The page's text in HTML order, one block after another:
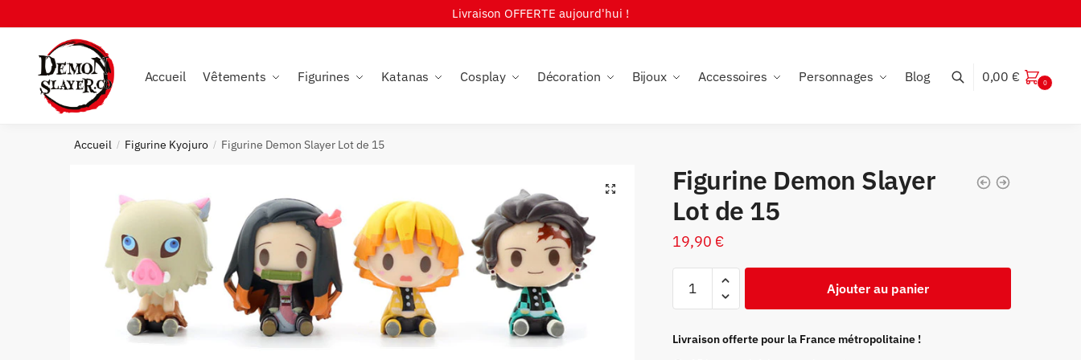
to
navigation
to
Livraison OFFERTE aujourd'hui !
Accueil Vêtements Figurines Katanas Cosplay Décoration Bijoux Accessoires Personnages Blog 0,00 € 0
Accueil / Figurine Kyojuro / Figurine Demon Slayer Lot de 15
🔍
Figurine Demon Slayer
Lot de 15
19,90 €
Demon
Slayer
Ajouter au panier
Livraison offerte pour la France métropolitaine !